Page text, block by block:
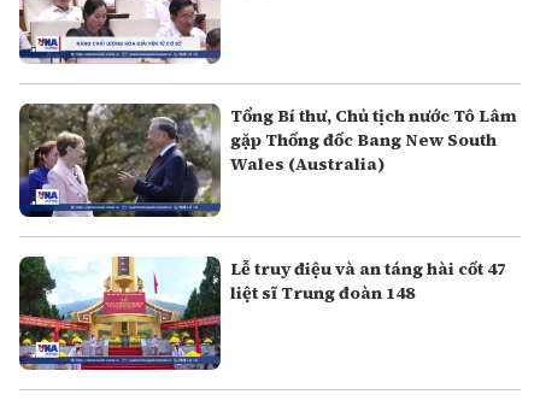
Tổng Bí thư, Chủ tịch nước Tô Lâm
gặp Thống đốc Bang New South
Wales (Australia)
Lễ truy điệu và an táng hài cốt 47
liệt sĩ Trung đoàn 148